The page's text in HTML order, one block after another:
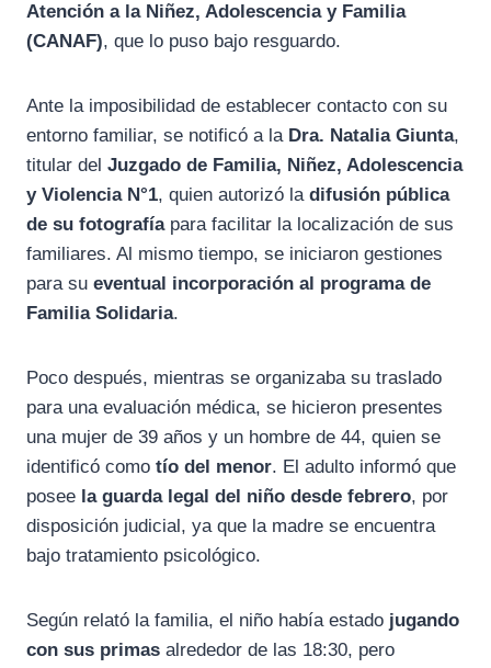
Atención a la Niñez, Adolescencia y Familia
(CANAF), que lo puso bajo resguardo.
Ante la imposibilidad de establecer contacto con su
entorno familiar, se notificó a la Dra. Natalia Giunta,
titular del Juzgado de Familia, Niñez, Adolescencia
y Violencia N°1, quien autorizó la difusión pública
de su fotografíapara facilitar la localización de sus
familiares. Al mismo tiempo, se iniciaron gestiones
para su eventual incorporación al programa de
Familia Solidaria.
Poco después, mientras se organizaba su traslado
para una evaluación médica, se hicieron presentes
una mujer de 39 años y un hombre de 44, quien se
identificó como tío del menor. El adulto informó que
posee la guarda legal del niño desde febrero, por
disposición judicial, ya que la madre se encuentra
bajo tratamiento psicológico.
Según relató la familia, el niño había estado jugando
con sus primas alrededor de las 18:30, pero